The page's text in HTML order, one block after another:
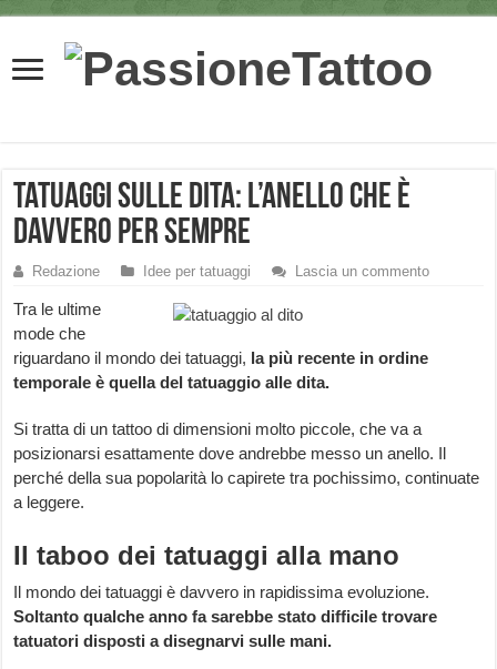
Tatuaggi sulle dita: l’anello che è
davvero per sempre
Redazione Idee per tatuaggi Lascia un commento
Tra le ultime
mode che
riguardano il mondo dei tatuaggi, la più recente in ordine
temporale è quella del tatuaggio alle dita.
Si tratta di un tattoo di dimensioni molto piccole, che va a
posizionarsi esattamente dove andrebbe messo un anello. Il
perché della sua popolarità lo capirete tra pochissimo, continuate
a leggere.
Il taboo dei tatuaggi alla mano
Il mondo dei tatuaggi è davvero in rapidissima evoluzione.
Soltanto qualche anno fa sarebbe stato difficile trovare
tatuatori disposti a disegnarvi sulle mani.